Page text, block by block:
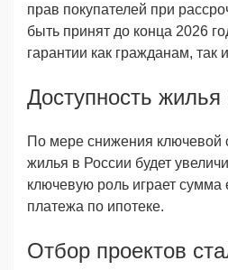
прав покупателей при
быть принят до конца 2026
гарантии как гражданам, так
Доступность жилья
По мере снижения ключевой
жилья в России будет
ключевую роль играет сумма
платежа по ипотеке.
Отбор проектов